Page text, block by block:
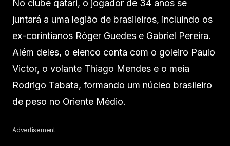
No clube qatari, o jogador de 34 anos se
juntará a uma legião de brasileiros, incluindo os
ex-corintianos Róger Guedes e Gabriel Pereira.
Além deles, o elenco conta com o goleiro Paulo
Victor, o volante Thiago Mendes e o meia
Rodrigo Tabata, formando um núcleo brasileiro
de peso no Oriente Médio.
Advertisement